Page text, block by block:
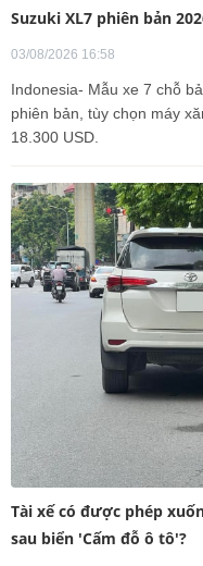
Suzuki XL7 phiên bản
03/08/2026 16:58
Indonesia- Mẫu xe 7 chỗ
phiên bản, tùy chọn máy
18.300 USD.
Tài xế có được phép
sau biển 'Cấm đỗ ô tô'?